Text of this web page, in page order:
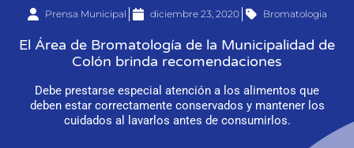
Prensa Municipal diciembre 23, 2020 Bromatologia
El Área de Bromatología de la Municipalidad de
Colón brinda recomendaciones
Debe prestarse especial atención a los alimentos que
deben estar correctamente conservados y mantener los
cuidados al lavarlos antes de consumirlos.